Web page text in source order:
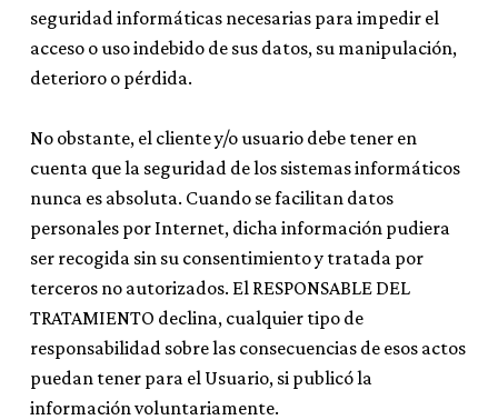
seguridad informáticas necesarias para impedir el
acceso o uso indebido de sus datos, su manipulación,
deterioro o pérdida.
No obstante, el cliente y/o usuario debe tener en
cuenta que la seguridad de los sistemas informáticos
nunca es absoluta. Cuando se facilitan datos
personales por Internet, dicha información pudiera
ser recogida sin su consentimiento y tratada por
terceros no autorizados. El RESPONSABLE DEL
TRATAMIENTO declina, cualquier tipo de
responsabilidad sobre las consecuencias de esos actos
puedan tener para el Usuario, si publicó la
información voluntariamente.